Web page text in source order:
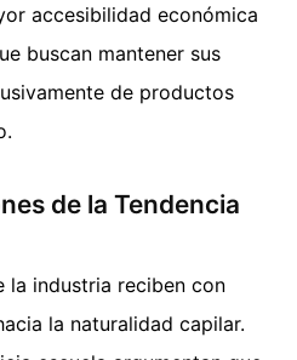
accesibilidad económica
buscan mantener sus
de productos
de la Tendencia
la industria reciben con
la naturalidad capilar.